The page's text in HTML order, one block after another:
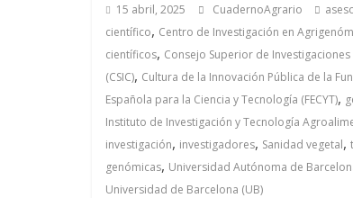
15 abril, 2025 CuadernoAgrario
científico, Centro de Investigación en
científicos, Consejo Superior de
(CSIC), Cultura de la Innovación Pública de la
Española para la Ciencia y Tecnología (FECYT),
Instituto de Investigación y Tecnología
investigación, investigadores, Sanidad vegetal,
genómicas, Universidad Autónoma de
Universidad de Barcelona (UB)